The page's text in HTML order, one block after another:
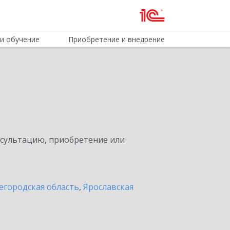
обучение Приобретение и внедрение
приобретение или
область, Ярославская